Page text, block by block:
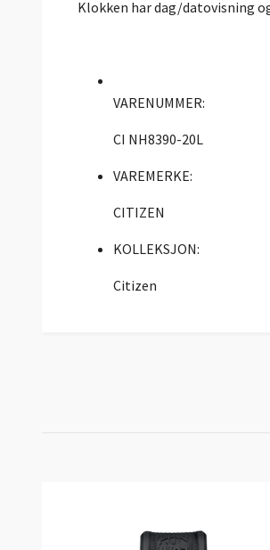
Klokken har dag/datovisning
VARENUMMER:
CI NH8390-20L
VAREMERKE:
CITIZEN
KOLLEKSJON:
Citizen